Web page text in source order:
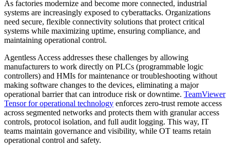
As factories modernize and become more connected, industrial
systems are increasingly exposed to cyberattacks. Organizations
need secure, flexible connectivity solutions that protect critical
systems while maximizing uptime, ensuring compliance, and
maintaining operational control.
Agentless Access addresses these challenges by allowing
manufacturers to work directly on PLCs (programmable logic
controllers) and HMIs for maintenance or troubleshooting without
making software changes to the devices, eliminating a major
operational barrier that can introduce risk or downtime. TeamViewer
Tensor for operational technology enforces zero-trust remote access
across segmented networks and protects them with granular access
controls, protocol isolation, and full audit logging. This way, IT
teams maintain governance and visibility, while OT teams retain
operational control and safety.